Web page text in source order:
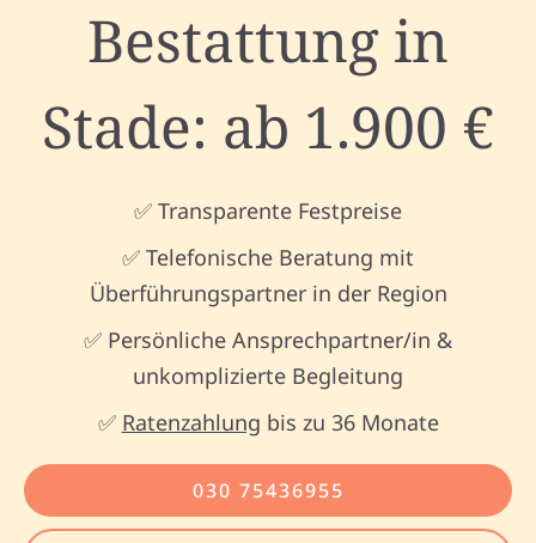
Bestattung in
Stade: ab 1.900 €
✅ Transparente Festpreise
✅ Telefonische Beratung mit
Überführungspartner in der Region
✅ Persönliche Ansprechpartner/in &
unkomplizierte Begleitung
✅ Ratenzahlung bis zu 36 Monate
030 75436955